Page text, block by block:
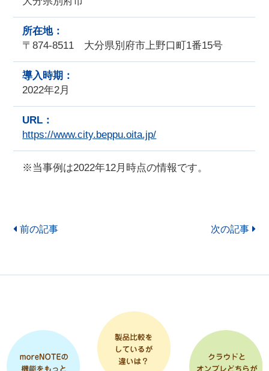
所在地：
〒874-8511 大分県別府市上野口町1番15号
導入時期：
2022年2月
URL：
https://www.city.beppu.oita.jp/
※当事例は2022年12月時点の情報です。
前の記事 次の記事